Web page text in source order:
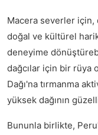
Macera severler için,
doğal ve kültürel
deneyime
dağcılar için bir rüya
Dağı'na tırmanma
yüksek dağının
Bununla birlikte,